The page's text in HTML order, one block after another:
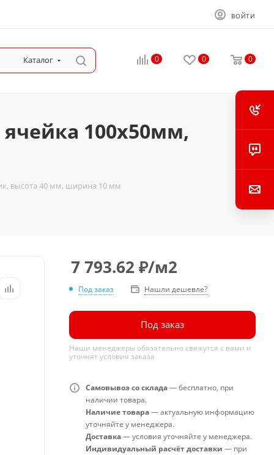
ВОЙТИ
Каталог 0 0 0
100х50мм,
высота 40 мм, ширина 10 мм
7 793.62 ₽/м2
Под заказ Нашли дешевле?
Под заказ
Наши менеджеры обязательно свяжутся с вами и
уточнят условия заказа
Самовывоз со склада— бесплатно, при
наличии товара.
Наличие товара— актуальную информацию
уточняйте у менеджера.
Доставка— условия уточняйте у менеджера.
Индивидуальный расчёт доставки — при